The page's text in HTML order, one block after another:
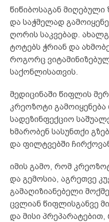
წიწიბოსაგან მიღებული
და საჭმელად
ღორის საკვებად.
ტოტებს ჭრიან და
როგორც
საქონლისათვის.
მედიცინაში წიფლის
კრეოზოტი
სადეზინფექციო
ხმარობენ სასუნთქი
და ფილტვებში
იმის გამო, რომ
და გემოსია, აგრეთვე
გამაღიზიანებელი
ცვლიან წიფლისგანვე
და მისი